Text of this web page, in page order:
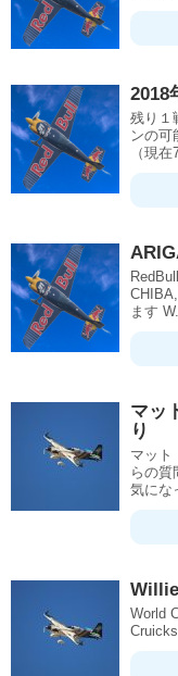
2018
残り１
ンの可
（現
ます
マッ
り
マット
らの質
気にな
World